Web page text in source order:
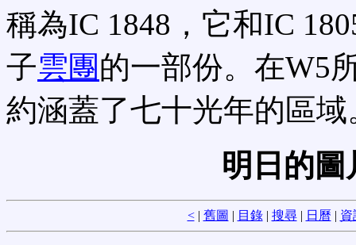
稱為IC 1848，它和IC
子雲團的一部份。在W5
約涵蓋了七十光年的區域
明日的
<| 舊圖 | 目錄| 搜尋| 日曆 | 資